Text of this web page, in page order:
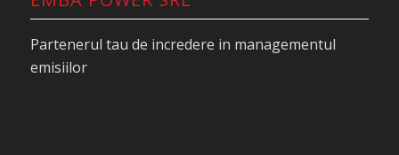
sa abordeze Rezerva de Stabilitate a Pietei (MSR)
detaliat, acesta a indicat ca revizuirea MSR va avea
loc inaintea revizuirii EU ETS, care la randul sau a
Partenerul tau de incredere in managementul
emisiilor